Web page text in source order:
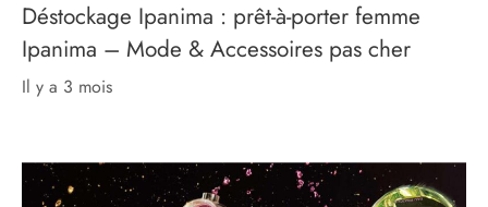
Déstockage Ipanima : prêt-à-porter femme
Ipanima – Mode & Accessoires pas cher
il y a 3 mois